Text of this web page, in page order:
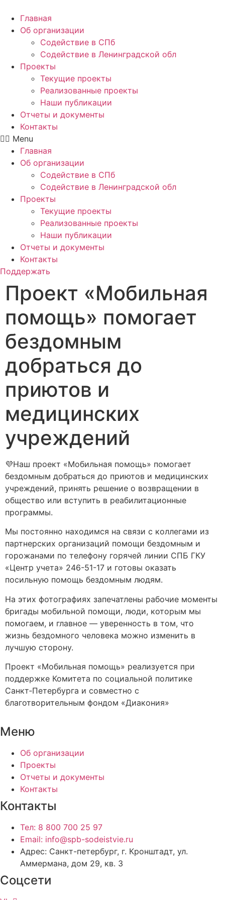
Главная
Об организации
Содействие в СПб
Содействие в Ленинградской обл
Проекты
Текущие проекты
Реализованные проекты
Наши публикации
Отчеты и документы
Контакты
Menu
Главная
Об организации
Содействие в СПб
Содействие в Ленинградской обл
Проекты
Текущие проекты
Реализованные проекты
Наши публикации
Отчеты и документы
Контакты
Поддержать
Проект «Мобильная
помощь» помогает
бездомным
добраться до
приютов и
медицинских
учреждений
💜Наш проект «Мобильная помощь» помогает
бездомным добраться до приютов и медицинских
учреждений, принять решение о возвращении в
общество или вступить в реабилитационные
программы.
Мы постоянно находимся на связи с коллегами из
партнерских организаций помощи бездомным и
горожанами по телефону горячей линии СПБ ГКУ
«Центр учета» 246-51-17 и готовы оказать
посильную помощь бездомным людям.
На этих фотографиях запечатлены рабочие моменты
бригады мобильной помощи, люди, которым мы
помогаем, и главное — уверенность в том, что
жизнь бездомного человека можно изменить в
лучшую сторону.
Проект «Мобильная помощь» реализуется при
поддержке Комитета по социальной политике
Санкт‑Петербурга и совместно с
благотворительным фондом «Диакония»
Меню
Об организации
Проекты
Отчеты и документы
Контакты
Контакты
Тел: 8 800 700 25 97
Email: info@spb-sodeistvie.ru
Адрес: Санкт-петербург, г. Кронштадт, ул.
Аммермана, дом 29, кв. 3
Соцсети